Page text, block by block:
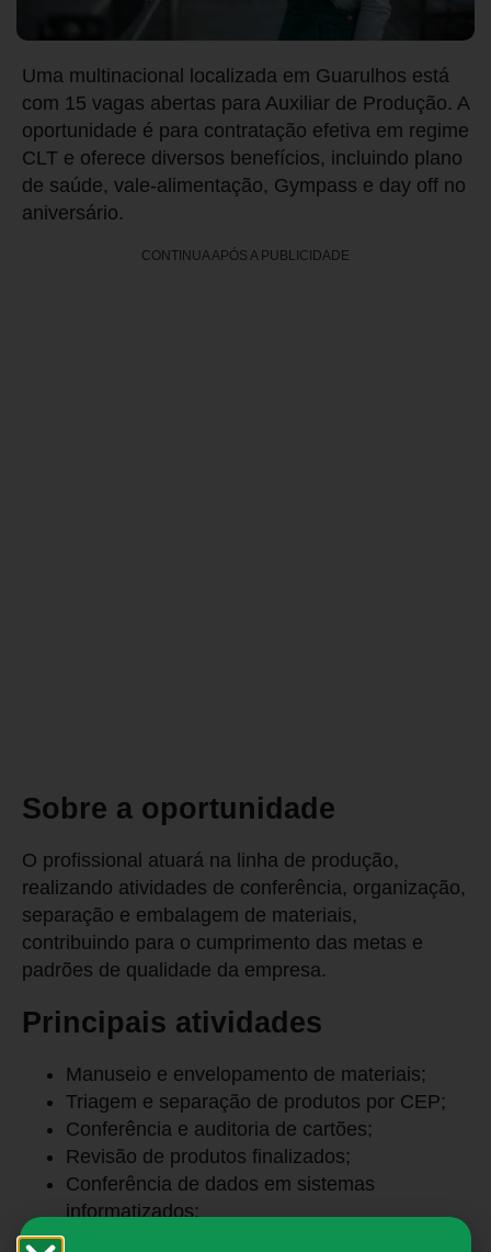
Uma multinacional localizada em Guarulhos está
com 15 vagas abertas para Auxiliar de Produção. A
oportunidade é para contratação efetiva em regime
CLT e oferece diversos benefícios, incluindo plano
de saúde, vale-alimentação, Gympass e day off no
aniversário.
CONTINUA APÓS A PUBLICIDADE
Sobre a oportunidade
O profissional atuará na linha de produção,
realizando atividades de conferência, organização,
separação e embalagem de materiais,
contribuindo para o cumprimento das metas e
padrões de qualidade da empresa.
Principais atividades
Manuseio e envelopamento de materiais;
Triagem e separação de produtos por CEP;
Conferência e auditoria de cartões;
Revisão de produtos finalizados;
Conferência de dados em sistemas
informatizados;